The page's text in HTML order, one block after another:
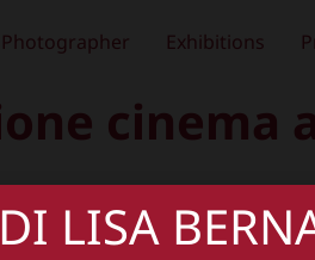
Photographer Exhibitions
cinema
LISA